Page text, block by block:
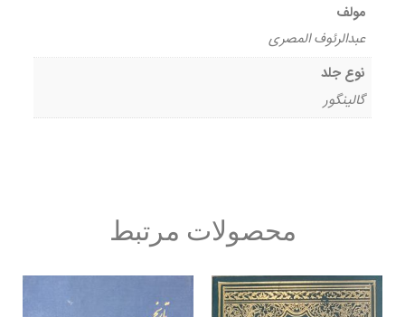
مولف
عبدالرئوف المصری
نوع جلد
گالینگور
محصولات مرتبط